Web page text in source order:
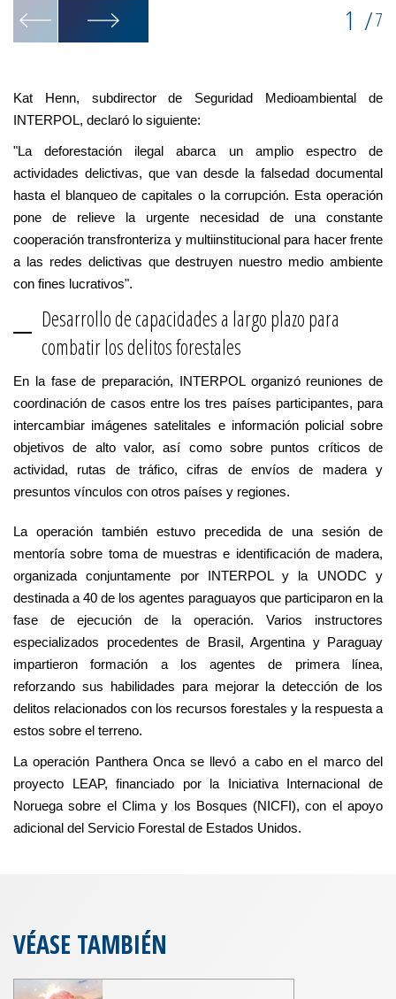
1 /7
Kat Henn, subdirector de Seguridad Medioambiental de
INTERPOL, declaró lo siguiente:
"La deforestación ilegal abarca un amplio espectro de
actividades delictivas, que van desde la falsedad documental
hasta el blanqueo de capitales o la corrupción. Esta operación
pone de relieve la urgente necesidad de una constante
cooperación transfronteriza y multiinstitucional para hacer frente
a las redes delictivas que destruyen nuestro medio ambiente
con fines lucrativos".
Desarrollo de capacidades a largo plazo para
combatir los delitos forestales
En la fase de preparación, INTERPOL organizó reuniones de
coordinación de casos entre los tres países participantes, para
intercambiar imágenes satelitales e información policial sobre
objetivos de alto valor, así como sobre puntos críticos de
actividad, rutas de tráfico, cifras de envíos de madera y
presuntos vínculos con otros países y regiones.
La operación también estuvo precedida de una sesión de
mentoría sobre toma de muestras e identificación de madera,
organizada conjuntamente por INTERPOL y la UNODC y
destinada a 40 de los agentes paraguayos que participaron en la
fase de ejecución de la operación. Varios instructores
especializados procedentes de Brasil, Argentina y Paraguay
impartieron formación a los agentes de primera línea,
reforzando sus habilidades para mejorar la detección de los
delitos relacionados con los recursos forestales y la respuesta a
estos sobre el terreno.
La operación Panthera Onca se llevó a cabo en el marco del
proyecto LEAP, financiado por la Iniciativa Internacional de
Noruega sobre el Clima y los Bosques (NICFI), con el apoyo
adicional del Servicio Forestal de Estados Unidos.
VÉASE TAMBIÉN